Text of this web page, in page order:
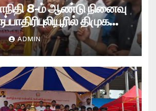
8-ம் ஆண்டு நினைவு
திமுக
பேரணி
ADMIN